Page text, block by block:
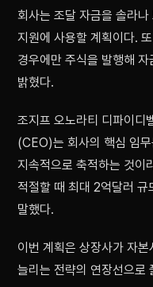
회사는 조달 자금을 솔라
지원에 사용할 계획이다.
경우에만 주식을 발행해
밝혔다.
조지프 오노라티 디파이디
(CEO)는 회사의 핵심 임
지속적으로 축적하는 것이
적절할 때 최대 2억달러 규
말했다.
이번 계획은 상장사가 자
늘리는 전략의 연장선으로